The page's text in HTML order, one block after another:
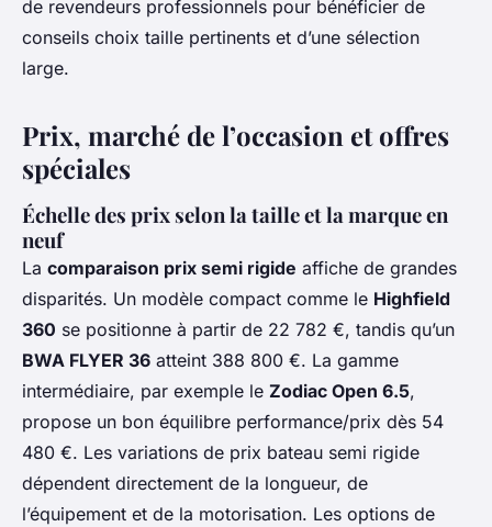
de revendeurs professionnels pour bénéficier de
conseils choix taille pertinents et d’une sélection
large.
Prix, marché de l’occasion et offres
spéciales
Échelle des prix selon la taille et la marque en
neuf
La comparaison prix semi rigide affiche de grandes
disparités. Un modèle compact comme le Highfield
360 se positionne à partir de 22 782 €, tandis qu’un
BWA FLYER 36 atteint 388 800 €. La gamme
intermédiaire, par exemple le Zodiac Open 6.5,
propose un bon équilibre performance/prix dès 54
480 €. Les variations de prix bateau semi rigide
dépendent directement de la longueur, de
l’équipement et de la motorisation. Les options de